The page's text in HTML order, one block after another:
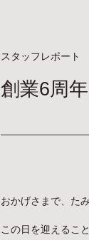
スタッフレポート
創業6周年
おかげさまで、た
この日を迎えるこ